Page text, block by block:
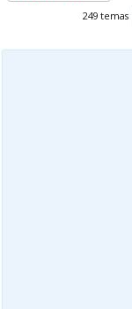
249 temas